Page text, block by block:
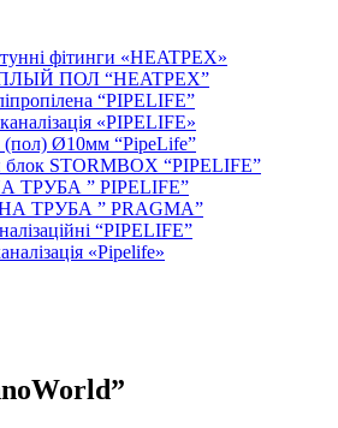
фітинги «HEATPEX»
ПОЛ “HEATPEX”
“PIPELIFE”
«PIPELIFE»
(пол) Ø10мм “PipeLife”
STORMBOX “PIPELIFE”
” PIPELIFE”
ТРУБА ” PRAGMA”
“PIPELIFE”
«Pipelife»